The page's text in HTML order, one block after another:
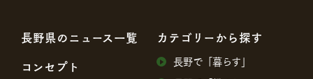
⻑野県のニュース⼀覧
コンセプト
カテゴリーから探す
⻑野で「暮らす」